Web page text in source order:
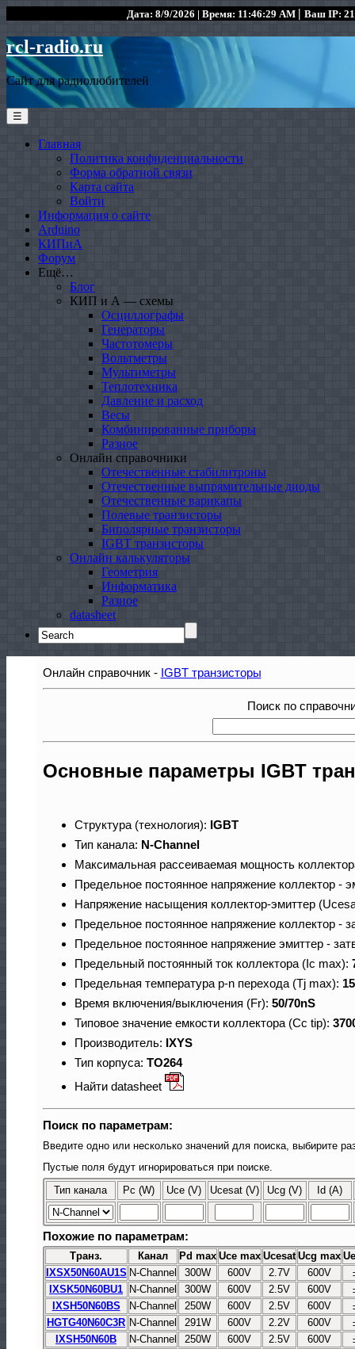
Дата: 8/9/2026 | Время: 11:46:29 AM | Ваш IP:
rcl-radio.ru
Сайт для радиолюбителей
☰
Главная
Политика конфиденциальности
Форма обратной связи
Карта сайта
Войти
Информация о сайте
Arduino
КИПиА
Форум
Ещё…
Блог
КИП и А — схемы
Осциллографы
Генераторы
Частотомеры
Вольтметры
Мультиметры
Теплотехника
Давление и расход
Весы
Комбинированные приборы
Разное
Онлайн справочники
Отечественные стабилитроны
Отечественные выпрямительные диоды
Отечественные варикапы
Полевые транзисторы
Биполярные транзисторы
IGBT транзисторы
Онлайн калькуляторы
Геометрия
Информатика
Разное
datasheet
Search
for:
Онлайн справочник - IGBT транзисторы
Поиск по
Основные параметры IGBT
Структура (технология): IGBT
Тип канала: N-Channel
Максимальная рассеиваемая мощность
Предельное постоянное напряжение коллектор -
Напряжение насыщения коллектор-эмиттер
Предельное постоянное напряжение коллектор -
Предельное постоянное напряжение эмиттер -
Предельный постоянный ток коллектора (Ic max):
Предельная температура p-n перехода (Tj max):
Время включения/выключения (Fr): 50/70nS
Типовое значение емкости коллектора (Cc tip):
Производитель: IXYS
Тип корпуса: TO264
Найти datasheet
Поиск по параметрам:
Введите одно или несколько значений для поиска, выбирите
Пустые поля будут игнорироваться при поиске.
Тип канала Pc (W) Uce (V) Ucesat (V) Ucg (V) Id (A)
Похожие по параметрам:
Транз. Канал Pd max Uce max Ucesat Ucg max
IXSX50N60AU1S N-Channel 300W 600V 2.7V 600V
IXSK50N60BU1
N-Channel 300W 600V 2.5V 600V
IXSH50N60BS
N-Channel 250W 600V 2.5V 600V
HGTG40N60C3R N-Channel 291W 600V 2.2V 600V
IXSH50N60B
N-Channel 250W 600V 2.5V 600V